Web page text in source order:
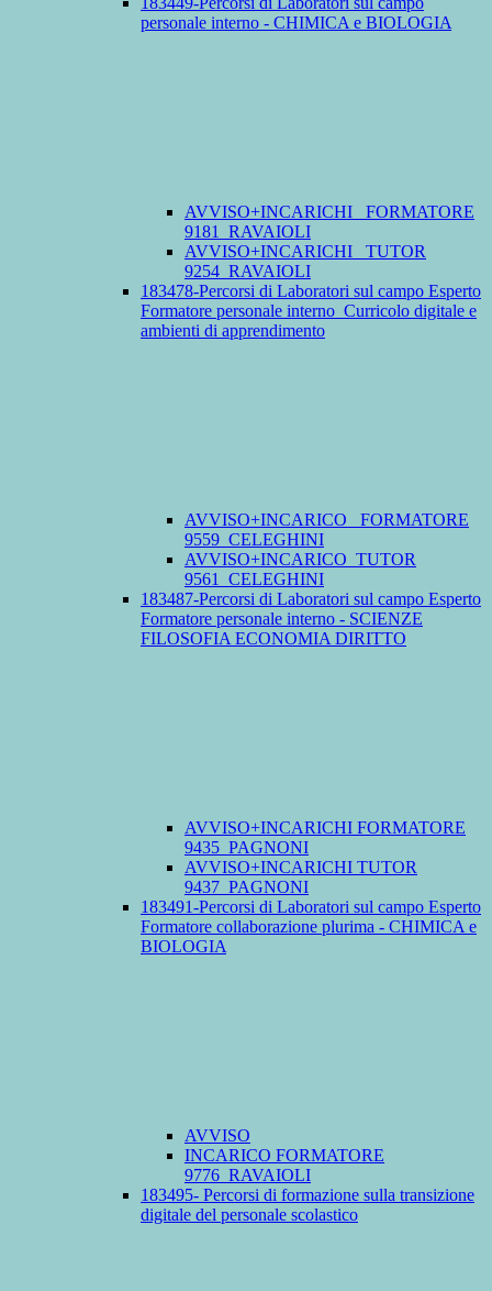
personale interno - CHIMICA e BIOLOGIA
AVVISO+INCARICHI_ FORMATORE
9181_RAVAIOLI
AVVISO+INCARICHI_ TUTOR
9254_RAVAIOLI
183478-Percorsi di Laboratori sul campo Esperto
Formatore personale interno_Curricolo digitale e
ambienti di apprendimento
AVVISO+INCARICO_ FORMATORE
9559_CELEGHINI
AVVISO+INCARICO_TUTOR
9561_CELEGHINI
183487-Percorsi di Laboratori sul campo Esperto
Formatore personale interno - SCIENZE
FILOSOFIA ECONOMIA DIRITTO
AVVISO+INCARICHI FORMATORE
9435_PAGNONI
AVVISO+INCARICHI TUTOR
9437_PAGNONI
183491-Percorsi di Laboratori sul campo Esperto
Formatore collaborazione plurima - CHIMICA e
BIOLOGIA
AVVISO
INCARICO FORMATORE
9776_RAVAIOLI
183495- Percorsi di formazione sulla transizione
digitale del personale scolastico